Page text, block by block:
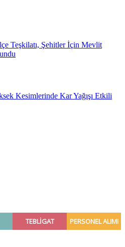
Teşkilatı, Şehitler İçin Mevlit
Kesimlerinde Kar Yağışı Etkili